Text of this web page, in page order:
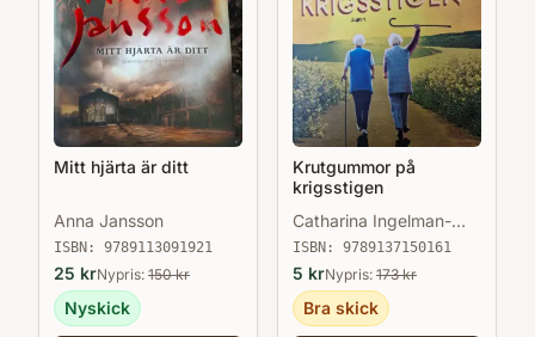
Mitt hjärta är ditt
Anna Jansson
ISBN: 9789113091921
25 krNypris: 150kr
Nyskick
Krutgummor på
krigsstigen
Catharina Ingelman-
Sundberg
ISBN: 9789137150161
5 krNypris: 173kr
Bra skick